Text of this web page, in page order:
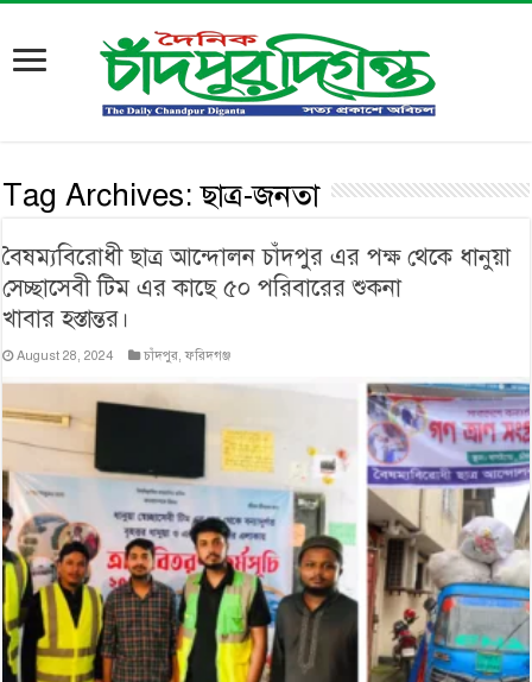
Tag Archives:ছাত্র-জনতা
বৈষম্যবিরোধী ছাত্র আন্দোলন চাঁদপুর এর পক্ষ থেকে ধানুয়া
সেচ্ছাসেবী টিম এর কাছে ৫০ পরিবারের শুকনা
খাবার হস্তান্তর।
August 28, 2024 চাঁদপুর,ফরিদগঞ্জ